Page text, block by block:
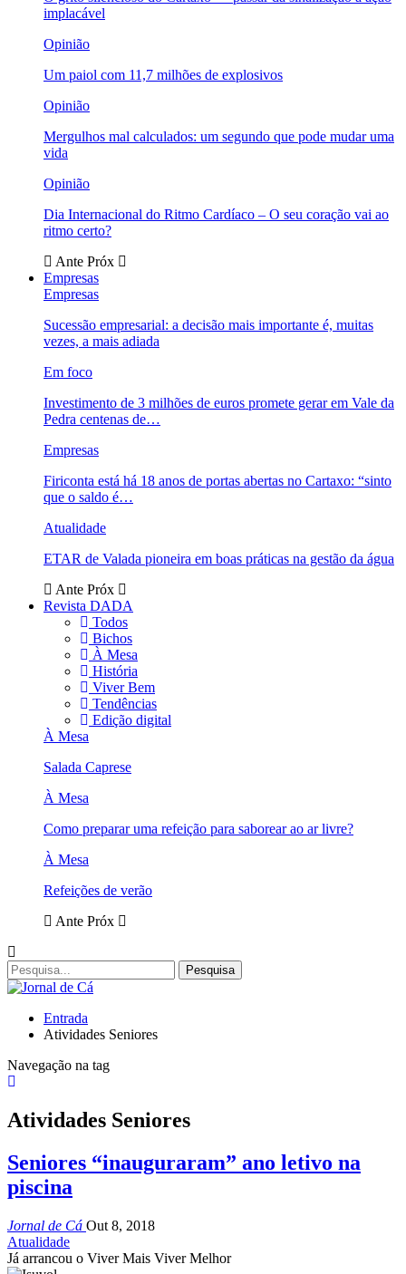
implacável
Opinião
Um paiol com 11,7 milhões de explosivos
Opinião
Mergulhos mal calculados: um segundo que pode mudar uma
vida
Opinião
Dia Internacional do Ritmo Cardíaco – O seu coração vai ao
ritmo certo?
Ante Próx
Empresas
Empresas
Sucessão empresarial: a decisão mais importante é, muitas
vezes, a mais adiada
Em foco
Investimento de 3 milhões de euros promete gerar em Vale da
Pedra centenas de…
Empresas
Firiconta está há 18 anos de portas abertas no Cartaxo: “sinto
que o saldo é…
Atualidade
ETAR de Valada pioneira em boas práticas na gestão da água
Ante Próx
Revista DADA
Todos
Bichos
À Mesa
História
Viver Bem
Tendências
Edição digital
À Mesa
Salada Caprese
À Mesa
Como preparar uma refeição para saborear ao ar livre?
À Mesa
Refeições de verão
Ante Próx
Entrada
Atividades Seniores
Navegação na tag
Atividades Seniores
Seniores “inauguraram” ano letivo na
piscina
Jornal de Cá Out 8, 2018
Atualidade
Já arrancou o Viver Mais Viver Melhor